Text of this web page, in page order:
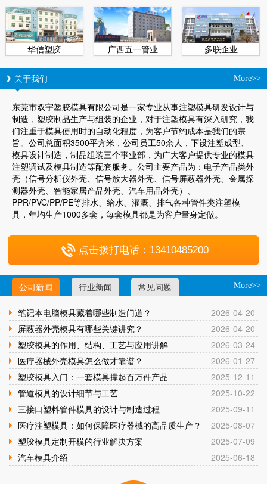
华信塑胶 广西五一管业 多联企业
More>>
关于我们
东莞市双宇塑胶模具有限公司是一家专业从事注塑模具研发设计与
制造，塑胶制品生产与组装的企业，对于注塑模具有深入研究，我
们注重于模具使用时的自动化程度，为客户节约成本是我们的宗
旨。公司总面积3500平方米，公司员工50余人，下设注塑成型、
模具设计制造，制品组装三个事业部，为广大客户提供专业的模具
注塑调试及模具制造等配套服务。公司主要产品为：电子产品类外
壳（信号分析仪外壳、信号放大器外壳、信号屏蔽器外壳、金属探
测器外壳、智能家居产品外壳、汽车用品外壳）、
PPR/PVC/PP/PE等排水、给水、灌溉、排气各种管件类注塑模
具，年均生产1000多套，每套模具都是为客户量身定做。
点击拨打电话：13410485200
More>>
公司新闻 行业新闻 常见问题
2026-04-20
笔记本电脑模具藏着哪些制造门道？
2026-04-20
屏蔽器外壳模具有哪些关键讲究？
2026-03-24
塑胶模具的作用、结构、工艺与应用讲解
2026-01-27
医疗器械外壳模具怎么做才靠谱？
2025-12-11
塑胶模具入门：一套模具撑起百万件产品
2025-10-22
管道模具的设计细节与工艺
2025-09-11
三接口塑料管件模具的设计与制造过程
2025-08-07
医疗注塑模具：如何保障医疗器械的高品质生产？
2025-07-09
塑胶模具定制开模的行业解决方案
2025-06-18
汽车模具介绍